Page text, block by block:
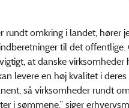
rundt omkring i landet, hører
til det offentlige.
at danske virksomheder
levere en høj kvalitet i
så virksomheder rundt
i sømmene.” siger